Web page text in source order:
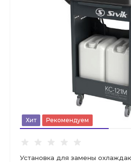
Хит Рекомендуем
Установка для замены